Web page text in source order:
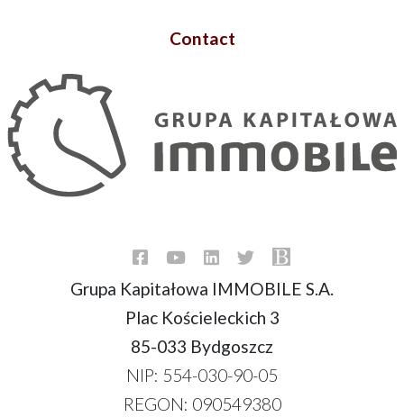
Contact
Grupa Kapitałowa IMMOBILE S.A.
Plac Kościeleckich 3
85-033 Bydgoszcz
NIP: 554-030-90-05
REGON: 090549380